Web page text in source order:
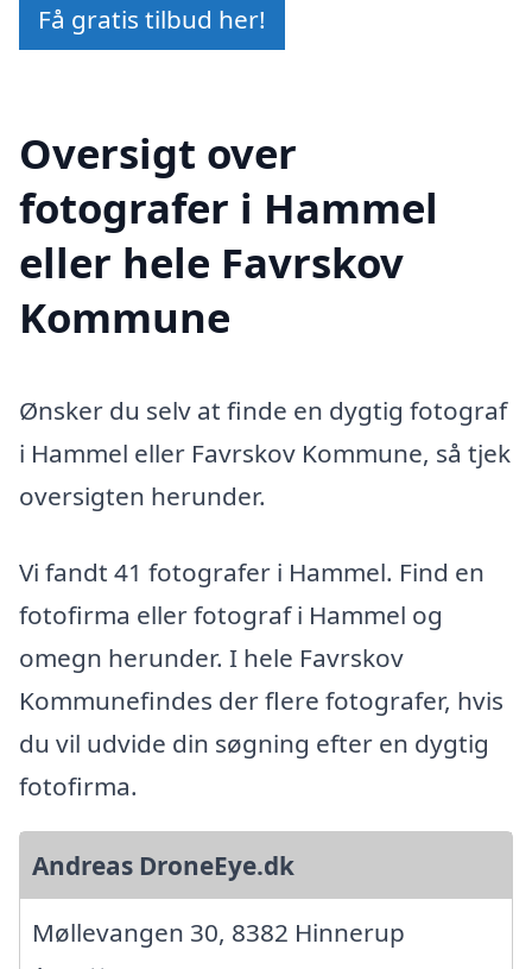
Få gratis tilbud her!
Oversigt over
fotografer i Hammel
eller hele Favrskov
Kommune
Ønsker du selv at finde en dygtig fotograf
i Hammel eller Favrskov Kommune, så tjek
oversigten herunder.
Vi fandt 41 fotografer i Hammel. Find en
fotofirma eller fotograf i Hammel og
omegn herunder. I hele Favrskov
Kommunefindes der flere fotografer, hvis
du vil udvide din søgning efter en dygtig
fotofirma.
Andreas DroneEye.dk
Møllevangen 30, 8382 Hinnerup